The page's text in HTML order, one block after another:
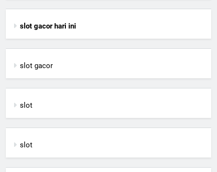
slot gacor hari ini
slot gacor
slot
slot